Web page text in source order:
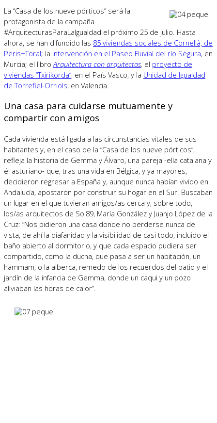
La “Casa de los nueve pórticos” será la
protagonista de la campaña
#ArquitecturasParaLaIgualdad el próximo 25 de julio. Hasta
ahora, se han difundido las 85 viviendas sociales de Cornellà, de
Peris+Toral; la intervención en el Paseo Fluvial del río Segura, en
Murcia; el libro Arquitectura con arquitectas, el proyecto de
viviendas “Txirikorda”, en el País Vasco, y la Unidad de Igualdad
de Torrefiel-Orriols, en Valencia.
Una casa para cuidarse mutuamente y
compartir con amigos
Cada vivienda está ligada a las circunstancias vitales de sus
habitantes y, en el caso de la “Casa de los nueve pórticos”,
refleja la historia de Gemma y Álvaro, una pareja -ella catalana y
él asturiano- que, tras una vida en Bélgica, y ya mayores,
decidieron regresar a España y, aunque nunca habían vivido en
Andalucía, apostaron por construir su hogar en el Sur. Buscaban
un lugar en el que tuvieran amigos/as cerca y, sobre todo,
los/as arquitectos de Sol89, María González y Juanjo López de la
Cruz: “Nos pidieron una casa donde no perderse nunca de
vista, de ahí la diafanidad y la visibilidad de casi todo, incluido el
baño abierto al dormitorio, y que cada espacio pudiera ser
compartido, como la ducha, que pasa a ser un habitación, un
hammam, o la alberca, remedo de los recuerdos del patio y el
jardín de la infancia de Gemma, donde un caqui y un pozo
aliviaban las horas de calor”.